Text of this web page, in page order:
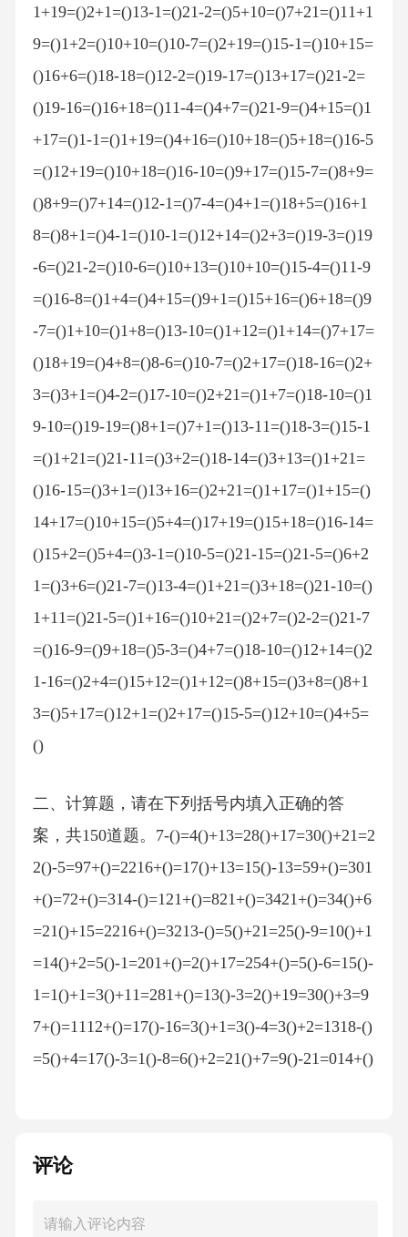
1+19=()2+1=()13-1=()21-2=()5+10=()7+21=()11+1
9=()1+2=()10+10=()10-7=()2+19=()15-1=()10+15=
()16+6=()18-18=()12-2=()19-17=()13+17=()21-2=
()19-16=()16+18=()11-4=()4+7=()21-9=()4+15=()1
+17=()1-1=()1+19=()4+16=()10+18=()5+18=()16-5
=()12+19=()10+18=()16-10=()9+17=()15-7=()8+9=
()8+9=()7+14=()12-1=()7-4=()4+1=()18+5=()16+1
8=()8+1=()4-1=()10-1=()12+14=()2+3=()19-3=()19
-6=()21-2=()10-6=()10+13=()10+10=()15-4=()11-9
=()16-8=()1+4=()4+15=()9+1=()15+16=()6+18=()9
-7=()1+10=()1+8=()13-10=()1+12=()1+14=()7+17=
()18+19=()4+8=()8-6=()10-7=()2+17=()18-16=()2+
3=()3+1=()4-2=()17-10=()2+21=()1+7=()18-10=()1
9-10=()19-19=()8+1=()7+1=()13-11=()18-3=()15-1
=()1+21=()21-11=()3+2=()18-14=()3+13=()1+21=
()16-15=()3+1=()13+16=()2+21=()1+17=()1+15=()
14+17=()10+15=()5+4=()17+19=()15+18=()16-14=
()15+2=()5+4=()3-1=()10-5=()21-15=()21-5=()6+2
1=()3+6=()21-7=()13-4=()1+21=()3+18=()21-10=()
1+11=()21-5=()1+16=()10+21=()2+7=()2-2=()21-7
=()16-9=()9+18=()5-3=()4+7=()18-10=()12+14=()2
1-16=()2+4=()15+12=()1+12=()8+15=()3+8=()8+1
3=()5+17=()12+1=()2+17=()15-5=()12+10=()4+5=
()
二、计算题，请在下列括号内填入正确的答
案，共150道题。7-()=4()+13=28()+17=30()+21=2
2()-5=97+()=2216+()=17()+13=15()-13=59+()=301
+()=72+()=314-()=121+()=821+()=3421+()=34()+6
=21()+15=2216+()=3213-()=5()+21=25()-9=10()+1
=14()+2=5()-1=201+()=2()+17=254+()=5()-6=15()-
1=1()+1=3()+11=281+()=13()-3=2()+19=30()+3=9
7+()=1112+()=17()-16=3()+1=3()-4=3()+2=1318-()
=5()+4=17()-3=1()-8=6()+2=21()+7=9()-21=014+()
2=147-()=4()+8=2413-()=11()+3=4()+2=231+()=12
=18()+15=3416+()=30()+9=113+()=189-()=8()+11
评论